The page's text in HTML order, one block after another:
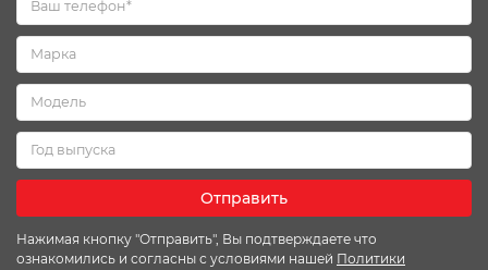
Отправить
Нажимая кнопку "Отправить", Вы подтверждаете что
ознакомились и согласны с условиями нашей Политики